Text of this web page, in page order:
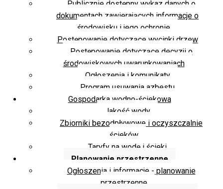
Publicznie dostępny wykaz danych o
dokumentach zawierających informacje o
środowisku i jego ochronie
Postępowanie dotyczące wycinki drzew
Postępowanie dotyczące decyzji o
środowiskowych uwarunkowaniach
Ogłoszenia i komunikaty
Program usuwania azbestu
Gospodarka wodno-ściekowa
Jakość wody
Zbiorniki bezodpływowe i oczyszczalnie
ścieków
Taryfy na wodę i ścieki
Planowanie przestrzenne
Ogłoszenia i informacje - planowanie
przestrzenne